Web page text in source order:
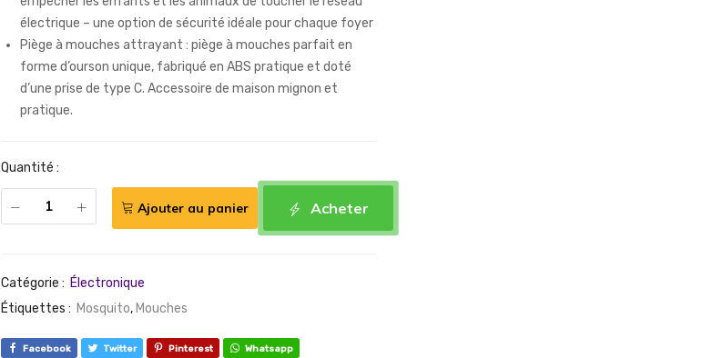
électrique – une option de sécurité idéale pour chaque foyer
Piège à mouches attrayant : piège à mouches parfait en
forme d’ourson unique, fabriqué en ABS pratique et doté
d’une prise de type C. Accessoire de maison mignon et
pratique.
Quantité :
Acheter
Ajouter au panier
Catégorie : Électronique
Étiquettes : Mosquito, Mouches
Facebook Twitter Pinterest Whatsapp